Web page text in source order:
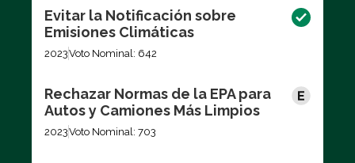
Evitar la Notificación sobre
Emisiones Climáticas
2023Voto Nominal: 642
Rechazar Normas de la EPA para
Autos y Camiones Más Limpios
2023Voto Nominal: 703